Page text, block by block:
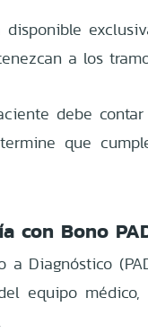
a los
debe
que
con Bono
a Diagnóstico
equipo